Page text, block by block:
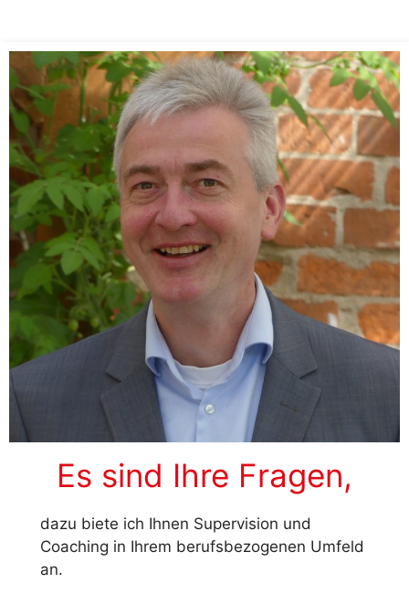
Es sind Ihre Fragen,
dazu biete ich Ihnen Supervision und
Coaching in Ihrem berufsbezogenen Umfeld
an.